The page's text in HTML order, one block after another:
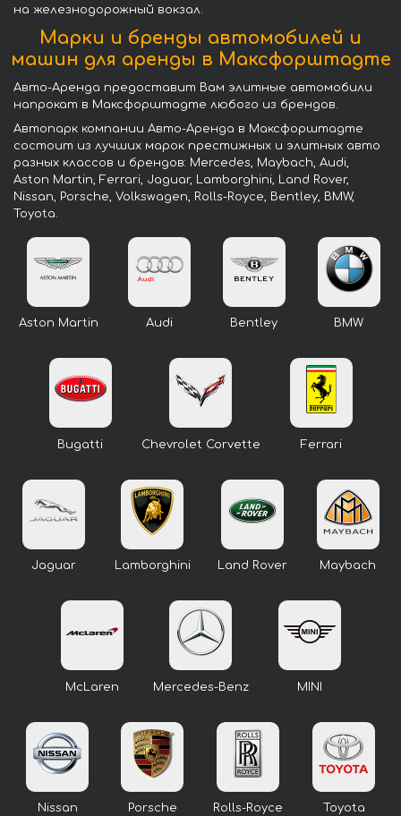
на железнодорожный вокзал.
Марки и бренды автомобилей и
машин для аренды в Максфорштадте
Авто-Аренда предоставит Вам элитные автомобили
напрокат в Максфорштадте любого из брендов.
Автопарк компании Авто-Аренда в Максфорштадте
состоит из лучших марок престижных и элитных авто
разных классов и брендов: Mercedes, Maybach, Audi,
Aston Martin, Ferrari, Jaguar, Lamborghini, Land Rover,
Nissan, Porsche, Volkswagen, Rolls-Royce, Bentley, BMW,
Toyota.
Aston Martin Audi Bentley BMW
Bugatti Chevrolet Corvette Ferrari
Jaguar Lamborghini Land Rover Maybach
McLaren Mercedes-Benz MINI
Nissan Porsche Rolls-Royce Toyota